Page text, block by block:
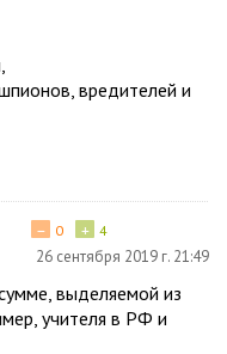
вредителей и
+ 4
− 0
26 сентября 2019 г. 21:49
выделяемой из
учителя в РФ и